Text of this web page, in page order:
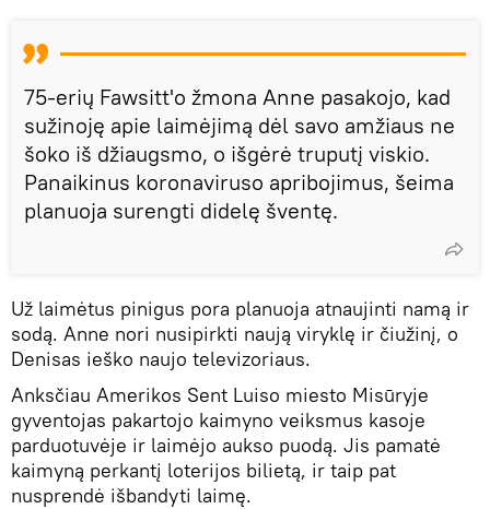
75-erių Fawsitt'o žmona Anne pasakojo, kad
sužinoję apie laimėjimą dėl savo amžiaus ne
šoko iš džiaugsmo, o išgėrė truputį viskio.
Panaikinus koronaviruso apribojimus, šeima
planuoja surengti didelę šventę.
Už laimėtus pinigus pora planuoja atnaujinti namą ir
sodą. Anne nori nusipirkti naują viryklę ir čiužinį, o
Denisas ieško naujo televizoriaus.
Anksčiau Amerikos Sent Luiso miesto Misūryje
gyventojas pakartojo kaimyno veiksmus kasoje
parduotuvėje ir laimėjo aukso puodą. Jis pamatė
kaimyną perkantį loterijos bilietą, ir taip pat
nusprendė išbandyti laimę.